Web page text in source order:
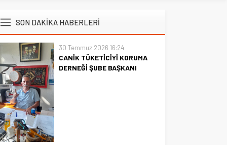
BİST
13.798,82
DOLAR
47,5921
SON DAKİKA HABERLERİ
30 Temmuz 2026 16:24
CANİK TÜKETİCİYİ KORUMA
DERNEĞİ ŞUBE BAŞKANI